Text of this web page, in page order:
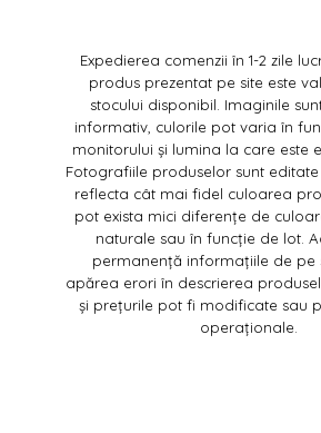
Expedierea comenzii în 1-2 zile
produs prezentat pe site este
stocului disponibil. Imaginile
informativ, culorile pot varia în
monitorului și lumina la care este
Fotografiile produselor sunt
reflecta cât mai fidel culoarea
pot exista mici diferențe de
naturale sau în funcție de lot.
permanență informațiile de pe
apărea erori în descrierea
și prețurile pot fi modificate sau
operaționale.